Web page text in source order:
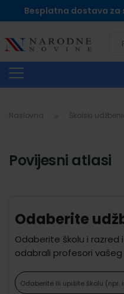
Besplatna dostava za
Naslovna Školski
Povijesni atlasi
Odaberite
Odaberite školu i razred
odabrali profesori
Odaberite ili upišite školu (npr.